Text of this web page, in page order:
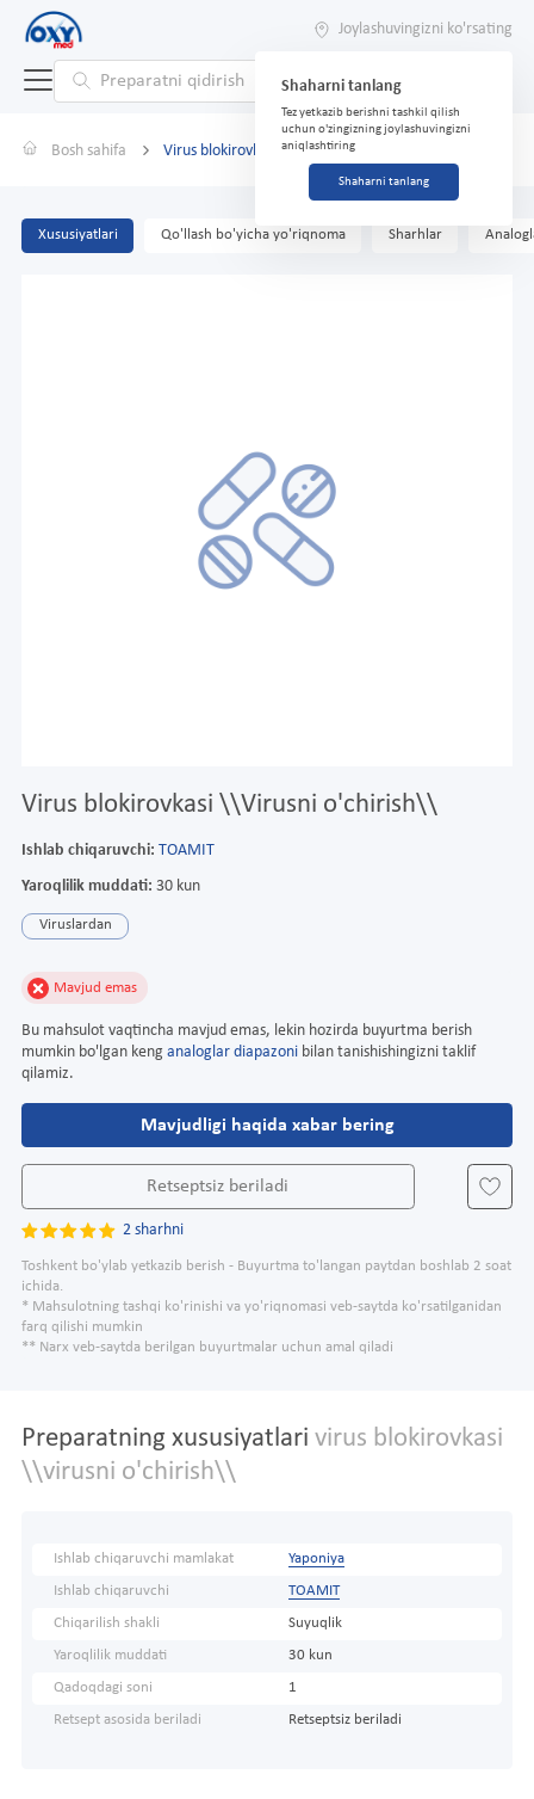
Joylashuvingizni ko'rsating
Shaharni tanlang
Tez yetkazib berishni tashkil qilish
uchun o'zingizning joylashuvingizni
aniqlashtiring
Shaharni tanlang
Bosh sahifa Virus blokirovkasi \\Virusni o'chirish\\
Xususiyatlari Qo'llash bo'yicha yo'riqnoma Sharhlar
Virus blokirovkasi \\Virusni o'chirish\\
Ishlab chiqaruvchi: TOAMIT
Yaroqlilik muddati: 30 kun
Viruslardan
Mavjud emas
Bu mahsulot vaqtincha mavjud emas, lekin hozirda buyurtma berish
mumkin bo'lgan keng analoglar diapazoni bilan tanishishingizni taklif
qilamiz.
Mavjudligi haqida xabar bering
Retseptsiz beriladi
2 sharhni
Toshkent bo'ylab yetkazib berish - Buyurtma to'langan paytdan boshlab 2 soat
ichida.
* Mahsulotning tashqi ko'rinishi va yo'riqnomasi veb-saytda ko'rsatilganidan
farq qilishi mumkin
** Narx veb-saytda berilgan buyurtmalar uchun amal qiladi
Preparatning xususiyatlari virus blokirovkasi
\\virusni o'chirish\\
Ishlab chiqaruvchi mamlakat Yaponiya
Ishlab chiqaruvchi TOAMIT
Chiqarilish shakli Suyuqlik
Yaroqlilik muddati 30 kun
Qadoqdagi soni 1
Retsept asosida beriladi Retseptsiz beriladi